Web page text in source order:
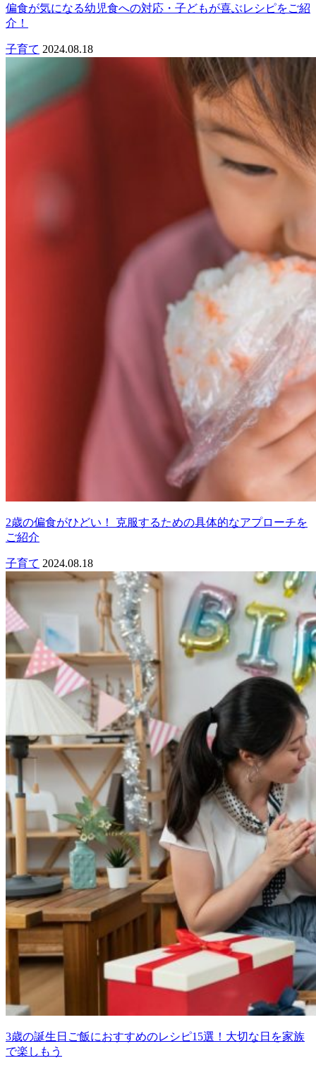
偏食が気になる幼児食への対応・子どもが喜ぶレシピをご紹
介！
子育て 2024.08.18
2歳の偏食がひどい！ 克服するための具体的なアプローチを
ご紹介
子育て 2024.08.18
3歳の誕生日ご飯におすすめのレシピ15選！大切な日を家族
で楽しもう